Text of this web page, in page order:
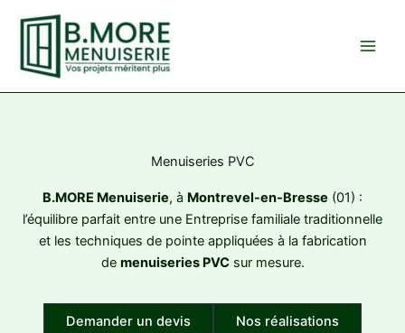
contenu
Menuiseries PVC
B.MORE Menuiserie, à Montrevel-en-Bresse (01) :
l’équilibre parfait entre une Entreprise familiale traditionnelle
et les techniques de pointe appliquées à la fabrication
de menuiseries PVCsur mesure.
Demander un devis Nos réalisations